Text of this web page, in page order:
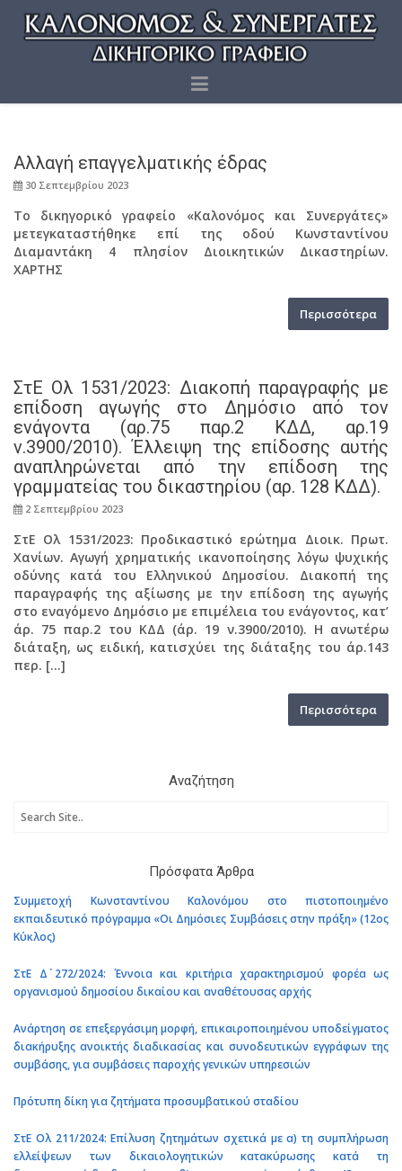
Αλλαγή επαγγελματικής έδρας
30 Σεπτεμβρίου 2023
Το δικηγορικό γραφείο «Καλονόμος και Συνεργάτες»
μετεγκαταστήθηκε επί της οδού Κωνσταντίνου
Διαμαντάκη 4 πλησίον Διοικητικών Δικαστηρίων.
ΧΑΡΤΗΣ
Περισσότερα
ΣτΕ Ολ 1531/2023: Διακοπή παραγραφής με
επίδοση αγωγής στο Δημόσιο από τον
ενάγοντα (αρ.75 παρ.2 ΚΔΔ, αρ.19
ν.3900/2010). Έλλειψη της επίδοσης αυτής
αναπληρώνεται από την επίδοση της
γραμματείας του δικαστηρίου (αρ. 128 ΚΔΔ).
2 Σεπτεμβρίου 2023
ΣτΕ Ολ 1531/2023: Προδικαστικό ερώτημα Διοικ. Πρωτ.
Χανίων. Αγωγή χρηματικής ικανοποίησης λόγω ψυχικής
οδύνης κατά του Ελληνικού Δημοσίου. Διακοπή της
παραγραφής της αξίωσης με την επίδοση της αγωγής
στο εναγόμενο Δημόσιο με επιμέλεια του ενάγοντος, κατ’
άρ. 75 παρ.2 του ΚΔΔ (άρ. 19 ν.3900/2010). Η ανωτέρω
διάταξη, ως ειδική, κατισχύει της διάταξης του άρ.143
περ. […]
Περισσότερα
Αναζήτηση
Πρόσφατα Άρθρα
Συμμετοχή Κωνσταντίνου Καλονόμου στο πιστοποιημένο
εκπαιδευτικό πρόγραμμα «Οι Δημόσιες Συμβάσεις στην πράξη» (12ος
Κύκλος)
ΣτΕ Δ΄ 272/2024: Έννοια και κριτήρια χαρακτηρισμού φορέα ως
οργανισμού δημοσίου δικαίου και αναθέτουσας αρχής
Ανάρτηση σε επεξεργάσιμη μορφή, επικαιροποιημένου υποδείγματος
διακήρυξης ανοικτής διαδικασίας και συνοδευτικών εγγράφων της
συμβάσης, για συμβάσεις παροχής γενικών υπηρεσιών
Πρότυπη δίκη για ζητήματα προσυμβατικού σταδίου
ΣτΕ Ολ 211/2024: Επίλυση ζητημάτων σχετικά με α) τη συμπλήρωση
ελλείψεων των δικαιολογητικών κατακύρωσης κατά τη